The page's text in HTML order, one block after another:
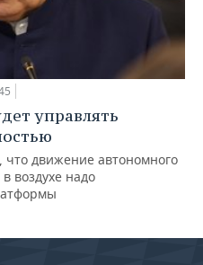
управлять
движение автономного
воздухе надо